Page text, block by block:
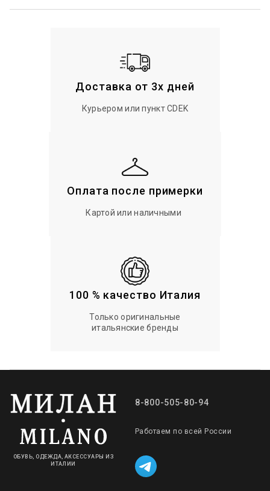
Доставка от 3х дней
Курьером или пункт CDEK
Оплата после примерки
Картой или наличными
100 % качество Италия
Только оригинальные
итальянские бренды
ОБУВЬ, ОДЕЖДА, АКСЕССУАРЫ ИЗ
ИТАЛИИ
8-800-505-80-94
Работаем по всей России